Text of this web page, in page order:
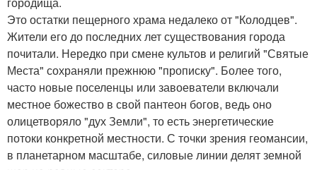
Это остатки пещерного храма недалеко от "Колодцев".
Жители его до последних лет существования города
почитали. Нередко при смене культов и религий "Святые
Места" сохраняли прежнюю "прописку". Более того,
часто новые поселенцы или завоеватели включали
местное божество в свой пантеон богов, ведь оно
олицетворяло "дух Земли", то есть энергетические
потоки конкретной местности. С точки зрения геомансии,
в планетарном масштабе, силовые линии делят земной